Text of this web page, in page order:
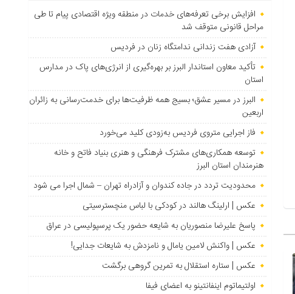
افزایش برخی تعرفه‌های خدمات در منطقه ویژه اقتصادی پیام تا طی
مراحل قانونی متوقف شد
آزادی هفت زندانی ندامتگاه زنان در فردیس
تأکید معاون استاندار البرز بر بهره‌گیری از انرژی‌های پاک در مدارس
استان
البرز در مسیر عشق؛ بسیج همه ظرفیت‌ها برای خدمت‌رسانی به زائران
اربعین
فاز اجرایی متروی فردیس به‌زودی کلید می‌خورد
توسعه همکاری‌های مشترک فرهنگی و هنری بنیاد فاتح و خانه
هنرمندان استان البرز
محدودیت تردد در جاده کندوان و آزادراه تهران – شمال اجرا می شود
عکس | ارلینگ هالند در کودکی با لباس منچسترسیتی
پاسخ علیرضا منصوریان به شایعه حضور یک پرسپولیسی در عراق
عکس | واکنش لامین یامال و نامزدش به شایعات جدایی!
عکس | ستاره استقلال به تمرین گروهی برگشت
اولتیماتوم اینفانتینو به اعضای فیفا